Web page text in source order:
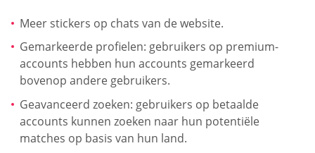
Meer stickers op chats van de website.
Gemarkeerde profielen: gebruikers op premium-
accounts hebben hun accounts gemarkeerd
bovenop andere gebruikers.
Geavanceerd zoeken: gebruikers op betaalde
accounts kunnen zoeken naar hun potentiële
matches op basis van hun land.